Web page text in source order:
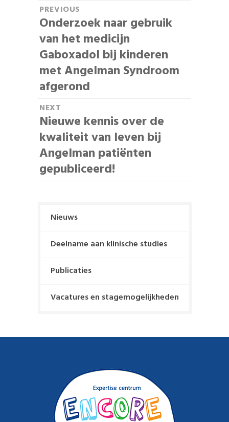
B
e
r
i
c
h
t
n
a
v
PREVIOUS
P
r
e
i
o
u
s
p
o
s
t
Onderzoek naar gebruik
van het medicijn
Gaboxadol bij kinderen
met Angelman Syndroom
afgerond
NEXT
N
e
x
p
Nieuwe kennis over de
kwaliteit van leven bij
Angelman patiënten
gepubliceerd!
Nieuws
Deelname aan klinische studies
Publicaties
Vacatures en stagemogelijkheden